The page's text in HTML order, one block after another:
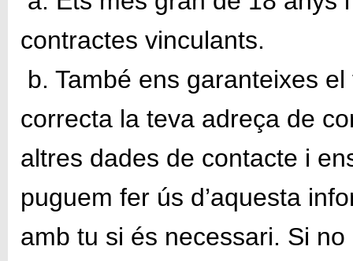
contractes vinculants.
b. També ens garanteixes
correcta la teva adreça de
altres dades de contacte i
puguem fer ús d’aquesta
amb tu si és necessari. Si